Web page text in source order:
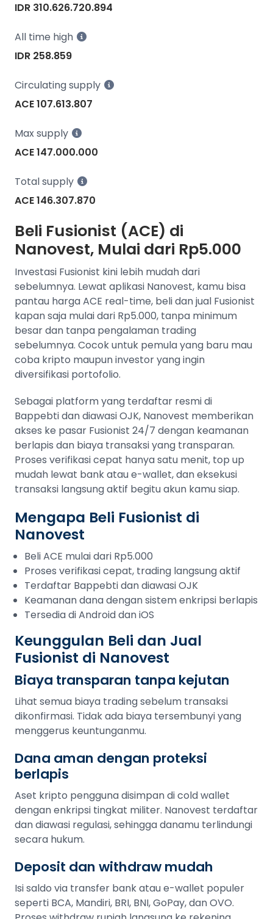
IDR 310.626.720.894
All time high
IDR 258.859
Circulating supply
ACE 107.613.807
Max supply
ACE 147.000.000
Total supply
ACE 146.307.870
Beli Fusionist (ACE) di
Nanovest, Mulai dari Rp5.000
Investasi Fusionist kini lebih mudah dari
sebelumnya. Lewat aplikasi Nanovest, kamu bisa
pantau harga ACE real-time, beli dan jual Fusionist
kapan saja mulai dari Rp5.000, tanpa minimum
besar dan tanpa pengalaman trading
sebelumnya. Cocok untuk pemula yang baru mau
coba kripto maupun investor yang ingin
diversifikasi portofolio.
Sebagai platform yang terdaftar resmi di
Bappebti dan diawasi OJK, Nanovest memberikan
akses ke pasar Fusionist 24/7 dengan keamanan
berlapis dan biaya transaksi yang transparan.
Proses verifikasi cepat hanya satu menit, top up
mudah lewat bank atau e-wallet, dan eksekusi
transaksi langsung aktif begitu akun kamu siap.
Mengapa Beli Fusionist di
Nanovest
Beli ACE mulai dari Rp5.000
Proses verifikasi cepat, trading langsung aktif
Terdaftar Bappebti dan diawasi OJK
Keamanan dana dengan sistem enkripsi berlapis
Tersedia di Android dan iOS
Keunggulan Beli dan Jual
Fusionist di Nanovest
Biaya transparan tanpa kejutan
Lihat semua biaya trading sebelum transaksi
dikonfirmasi. Tidak ada biaya tersembunyi yang
menggerus keuntunganmu.
Dana aman dengan proteksi
berlapis
Aset kripto pengguna disimpan di cold wallet
dengan enkripsi tingkat militer. Nanovest terdaftar
dan diawasi regulasi, sehingga danamu terlindungi
secara hukum.
Deposit dan withdraw mudah
Isi saldo via transfer bank atau e-wallet populer
seperti BCA, Mandiri, BRI, BNI, GoPay, dan OVO.